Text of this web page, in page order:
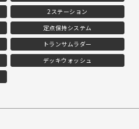
2ステーション
定点保持システム
トランサムラダー
デッキウォッシュ